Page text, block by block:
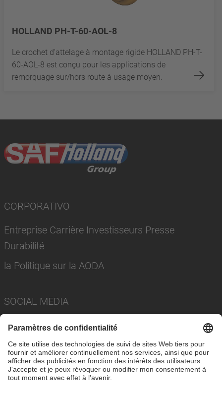
HOLLAND PH-T-60-AOL-8
Le crochet d'attelage à montage rigide HOLLAND PH-T-
60-AOL-8 est conçu pour les applications de
remorquage sur/hors route à usage moyen.
CORPORATIVO
Entreprise Carrière Investisseurs Presse
Durabilité
la Politique sur la AODA
SOCIAL MEDIA